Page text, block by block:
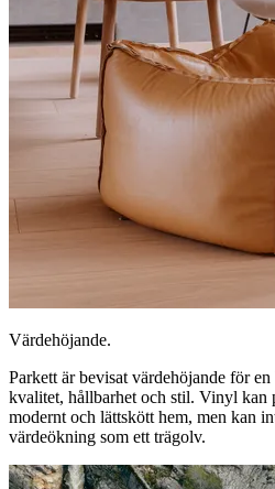
Värdehöjande.
Parkett är bevisat värdehöjande för
kvalitet, hållbarhet och stil. Vinyl kan
modernt och lättskött hem, men kan
värdeökning som ett trägolv.